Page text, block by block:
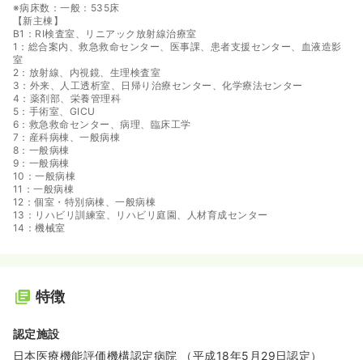
※病床数：一般：535床
【新主棟】
B1：RI検査室、リニアック放射線治療室
1：総合案内、救急救命センター、医事課、患者支援センター、血液造影
室
2：放射線、内視鏡、生理検査室
3：外来、人工透析室、日帰り治療センター、化学療法センター
4：薬剤部、栄養管理科
5：手術室、GICU
6：救急救命センター、病理、臨床工学
7：産科病棟、一般病棟
8：一般病棟
9：一般病棟
10：一般病棟
11：一般病棟
12：個室・特別病棟、一般病棟
13：リハビリ訓練室、リハビリ庭園、人材育成センター
14：機械室
特徴
認定施設
日本医療機能評価機構認定病院 （平成18年5月29日認定）